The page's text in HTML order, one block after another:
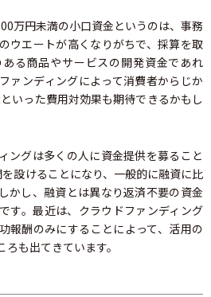
万円未満の小口資金というのは、事務
ウエートが高くなりがちで、採算を取
る商品やサービスの開発資金であれ
ァンディングによって消費者からじか
いった費用対効果も期待できるかもし
ングは多くの人に資金提供を募ること
設けることになり、一般的に融資に比
かし、融資とは異なり返済不要の資金
す。最近は、クラウドファンディング
報酬のみにすることによって、活用の
も出てきています。